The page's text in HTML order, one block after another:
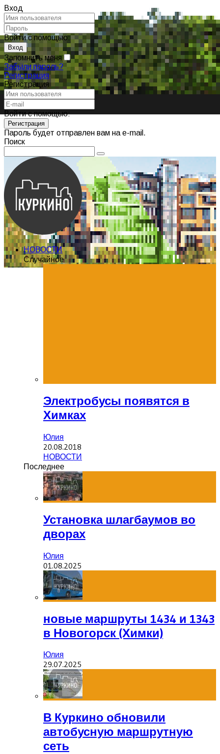
Вход
Войти с помощью:
Запомнить меня
Забыли пароль?
Регистрация
Регистрация
Войти с помощью:
Пароль будет отправлен вам на e-mail.
Поиск
НОВОСТИ
Случайное
Электробусы появятся в
Химках
Юлия
20.08.2018
НОВОСТИ
Последнее
Установка шлагбаумов во
дворах
Юлия
01.08.2025
новые маршруты 1434 и 1343
в Новогорск (Химки)
Юлия
29.07.2025
В Куркино обновили
автобусную маршрутную
сеть